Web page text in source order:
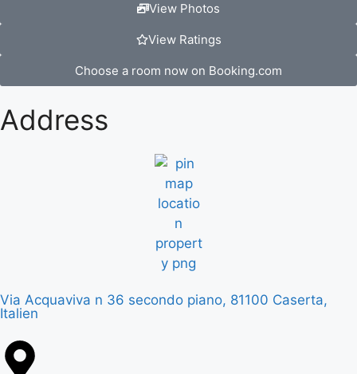
View Photos
View Ratings
Choose a room now on Booking.com
Address
Via Acquaviva n 36 secondo piano, 81100 Caserta,
Italien